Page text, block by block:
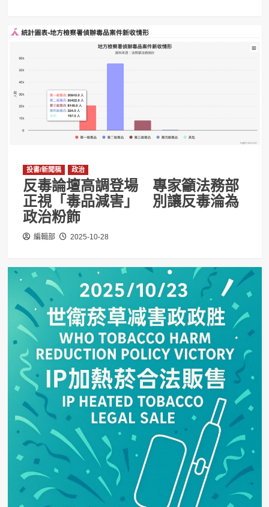
投書/新聞稿 政治
反毒論壇高調登場 專家籲法務部
正視「毒品減害」 別讓反毒淪為
政治粉飾
編輯部 2025-10-28